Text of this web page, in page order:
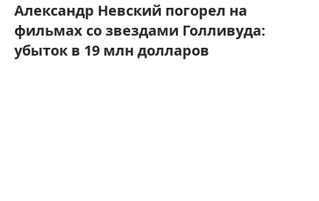
Александр Невский погорел на
фильмах со звездами Голливуда:
убыток в 19 млн долларов